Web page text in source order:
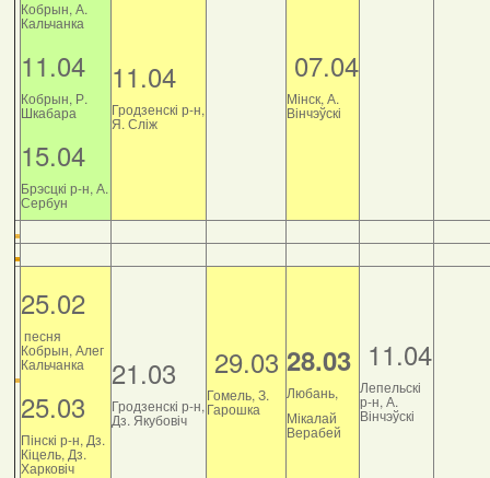
Кобрын, А.
Кальчанка
11.04
Кобрын, Р.
Шкабара
15.04
Брэсцкі р-н, А.
Сербун
11.04
Гродзенскі р-н,
Я. Сліж
07.04
Мінск, А.
Вінчэўскі
25.02
песня
Кобрын, Алег
Кальчанка
25.03
Пінскі р-н, Дз.
Кіцель, Дз.
Харковіч
21.03
Гродзенскі р-н,
Дз. Якубовіч
29.03
Гомель, З.
Гарошка
28.03
Любань,
Мікалай
Верабей
11.04
Лепельскі
р-н, А.
Вінчэўскі